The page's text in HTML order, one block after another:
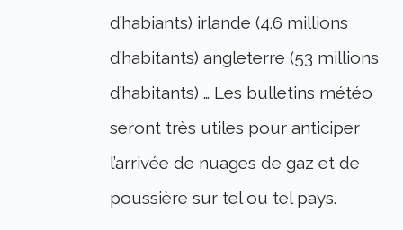
d’habiants) irlande (4.6 millions
d’habitants) angleterre (53 millions
d’habitants) … Les bulletins météo
seront très utiles pour anticiper
l’arrivée de nuages de gaz et de
poussière sur tel ou tel pays.